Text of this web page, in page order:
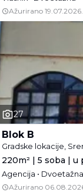
Ažurirano 19.07.2026.
27
Blok B
Gradske lokacije,
220m² | 5 soba |
Agencija • Dvoetažna
Ažurirano